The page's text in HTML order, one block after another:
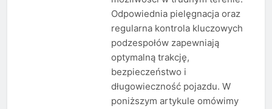
Odpowiednia pielęgnacja oraz
regularna kontrola kluczowych
podzespołów zapewniają
optymalną trakcję,
bezpieczeństwo i
długowieczność pojazdu. W
poniższym artykule omówimy